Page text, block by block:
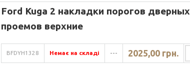
Ford Kuga 2 накладки порогов дверных
проемов верхние
BFDYH1328 Немає на складі --- 2025,00 грн.